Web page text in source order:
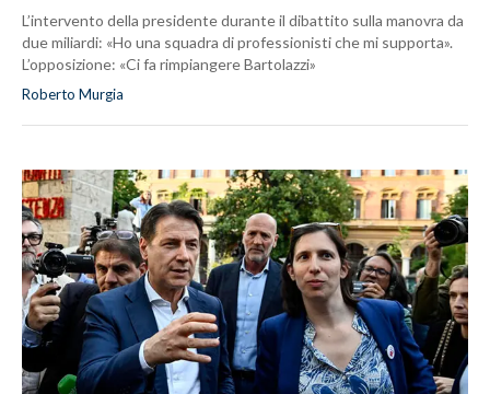
L’intervento della presidente durante il dibattito sulla manovra da
due miliardi: «Ho una squadra di professionisti che mi supporta».
L’opposizione: «Ci fa rimpiangere Bartolazzi»
Roberto Murgia